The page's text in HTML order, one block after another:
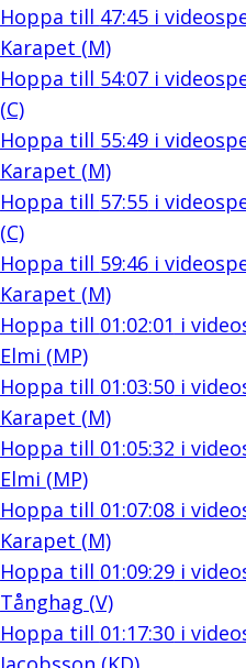
Hoppa till 47:45i
Karapet (M)
Hoppa till 54:07i
(C)
Hoppa till 55:49i
Karapet (M)
Hoppa till 57:55i
(C)
Hoppa till 59:46i
Karapet (M)
Hoppa till 01:02:01 i
Elmi (MP)
Hoppa till 01:03:50i
Karapet (M)
Hoppa till 01:05:32 i
Elmi (MP)
Hoppa till 01:07:08i
Karapet (M)
Hoppa till 01:09:29i
Tånghag (V)
Hoppa till 01:17:30i